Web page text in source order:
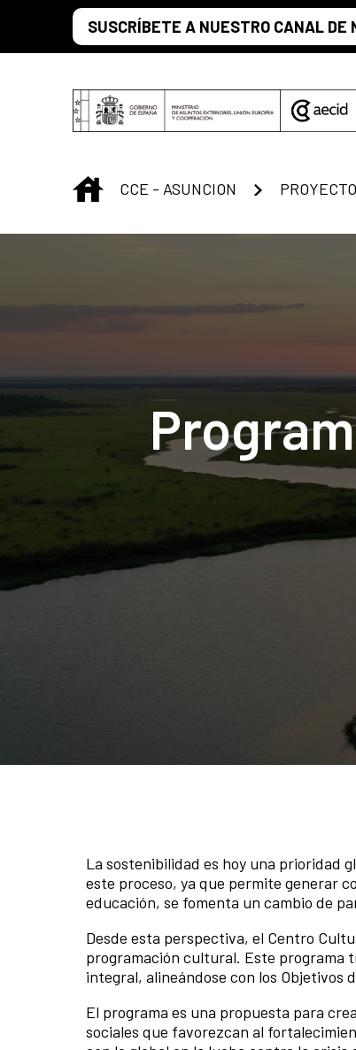
Saltar al contenido principal
SUSCRÍBETE A NUESTRO CANAL DE
INICIO
CCE - ASUNCION
La sostenibilidad es hoy una prioridad
este proceso, ya que permite generar
educación, se fomenta un cambio de
Desde esta perspectiva, el Centro
programación cultural. Este programa
integral, alineándose con los Objetivos
El programa es una propuesta para
sociales que favorezcan al